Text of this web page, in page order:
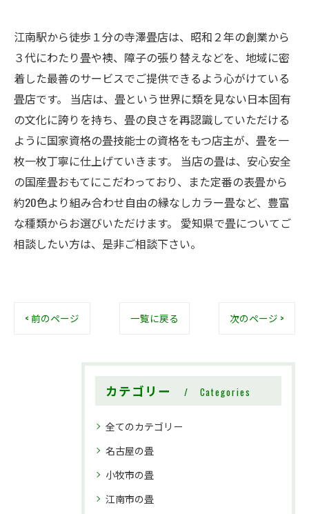
江南駅から徒歩１分の寺澤畳店は、昭和２年の創業から
３代にわたり畳や襖、障子の張り替えなどを、地域に密
着した最善のサービスでご提供できるよう心がけている
畳店です。 当店は、畳という世界に類を見ない日本固有
の文化に誇りを持ち、畳の良さを再認識していただける
ように国家資格の畳技能士の資格をもつ店主が、畳を一
枚一枚丁寧に仕上げていきます。 当店の畳は、安心安全
の国産畳おもてにこだわっており、また定番の表畳から
約20色より組み合わせ自由の縁なしカラー畳など、豊富
な種類からお選びいただけます。 愛知県で畳についてご
相談したい方は、是非ご相談下さい。
< 前のページ 一覧に戻る 次のページ >
カテゴリー Categories
全てのカテゴリー
名古屋の畳
小牧市の畳
江南市の畳